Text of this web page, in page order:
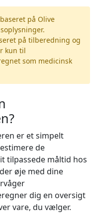
på Olive
på tilberedning og
kun til
som medicinsk
er et simpelt
de
måltid hos
øje med dine
dig en oversigt
vare, du vælger.